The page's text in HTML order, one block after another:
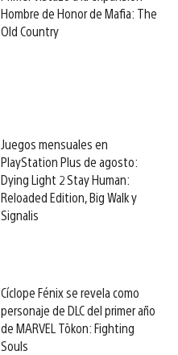
Hombre de Honor de Mafia: The
Old Country
Juegos mensuales en
PlayStation Plus de agosto:
Dying Light 2 Stay Human:
Reloaded Edition, Big Walk y
Signalis
Cíclope Fénix se revela como
personaje de DLC del primer año
de MARVEL Tōkon: Fighting
Souls